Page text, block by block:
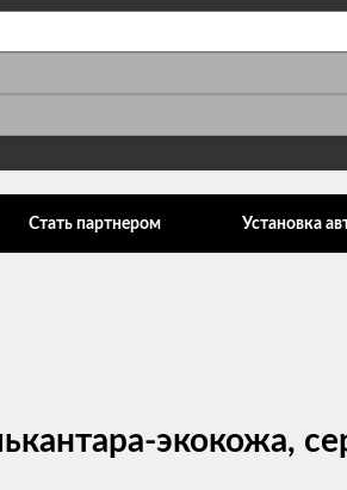
Стать партнером Установка
экокожа,